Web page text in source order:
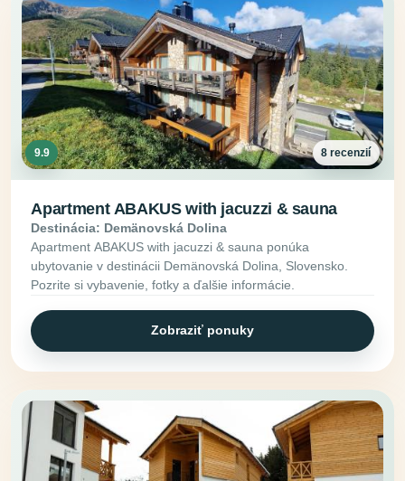
9.9 8 recenzií
Apartment ABAKUS with jacuzzi & sauna
Destinácia: Demänovská Dolina
Apartment ABAKUS with jacuzzi & sauna ponúka
ubytovanie v destinácii Demänovská Dolina, Slovensko.
Pozrite si vybavenie, fotky a ďalšie informácie.
Zobraziť ponuky